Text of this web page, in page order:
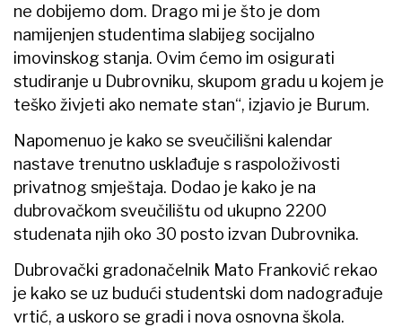
ne dobijemo dom. Drago mi je što je dom
namijenjen studentima slabijeg socijalno
imovinskog stanja. Ovim ćemo im osigurati
studiranje u Dubrovniku, skupom gradu u kojem je
teško živjeti ako nemate stan“, izjavio je Burum.
Napomenuo je kako se sveučilišni kalendar
nastave trenutno usklađuje s raspoloživosti
privatnog smještaja. Dodao je kako je na
dubrovačkom sveučilištu od ukupno 2200
studenata njih oko 30 posto izvan Dubrovnika.
Dubrovački gradonačelnik Mato Franković rekao
je kako se uz budući studentski dom nadograđuje
vrtić, a uskoro se gradi i nova osnovna škola.